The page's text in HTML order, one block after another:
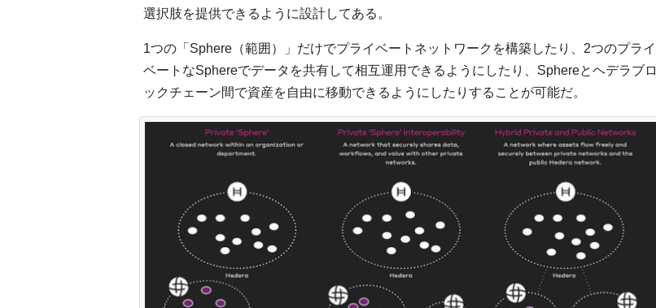
選択肢を提供できるように設計してある。
1つの「Sphere（範囲）」だけでプライベートネットワークを構築したり、2つのプライ
ベートなSphereでデータを共有して相互運用できるようにしたり、Sphereとヘデラブロ
ックチェーン間で資産を自由に移動できるようにしたりすることが可能だ。